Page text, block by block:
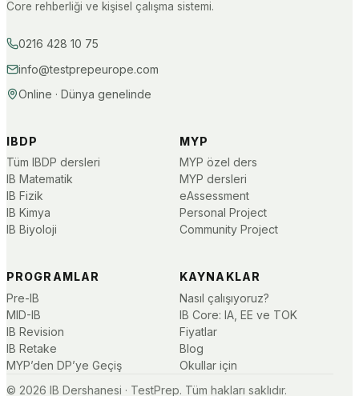
Core rehberliği ve kişisel çalışma sistemi.
0216 428 10 75
info@testprepeurope.com
Online · Dünya genelinde
IBDP
Tüm IBDP dersleri
IB Matematik
IB Fizik
IB Kimya
IB Biyoloji
MYP
MYP özel ders
MYP dersleri
eAssessment
Personal Project
Community Project
PROGRAMLAR
Pre-IB
MID-IB
IB Revision
IB Retake
MYP’den DP’ye Geçiş
KAYNAKLAR
Nasıl çalışıyoruz?
IB Core: IA, EE ve TOK
Fiyatlar
Blog
Okullar için
© 2026 IB Dershanesi · TestPrep. Tüm hakları saklıdır.